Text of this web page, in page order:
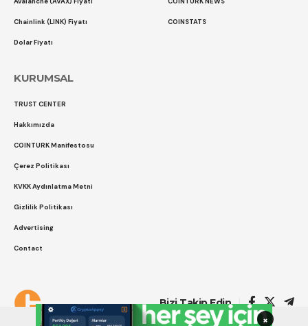
×
Chainlink (LINK) Fiyatı
Dolar Fiyatı
COINSTATS
KURUMSAL
TRUST CENTER
Hakkımızda
COINTURK Manifestosu
Çerez Politikası
KVKK Aydınlatma Metni
Gizlilik Politikası
Advertising
Contact
Bizi Takip Edin
Çerez Politikası Gizlilik Politikası